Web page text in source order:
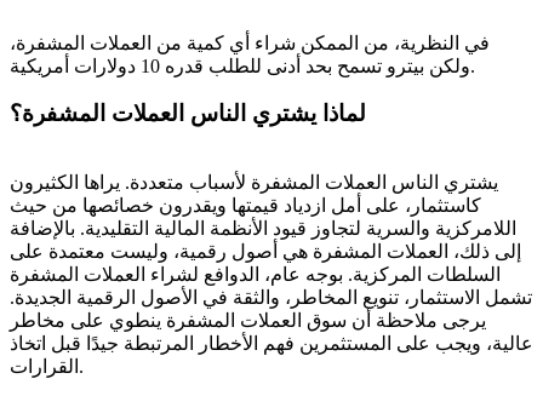
في النظرية، من الممكن شراء أي كمية من العملات المشفرة،
ولكن بيترو تسمح بحد أدنى للطلب قدره 10 دولارات أمريكية.
لماذا يشتري الناس العملات المشفرة؟
يشتري الناس العملات المشفرة لأسباب متعددة. يراها الكثيرون
كاستثمار، على أمل ازدياد قيمتها ويقدرون خصائصها من حيث
اللامركزية والسرية لتجاوز قيود الأنظمة المالية التقليدية. بالإضافة
إلى ذلك، العملات المشفرة هي أصول رقمية، وليست معتمدة على
السلطات المركزية. بوجه عام، الدوافع لشراء العملات المشفرة
تشمل الاستثمار، تنويع المخاطر، والثقة في الأصول الرقمية الجديدة.
يرجى ملاحظة أن سوق العملات المشفرة ينطوي على مخاطر
عالية، ويجب على المستثمرين فهم الأخطار المرتبطة جيدًا قبل اتخاذ
القرارات.